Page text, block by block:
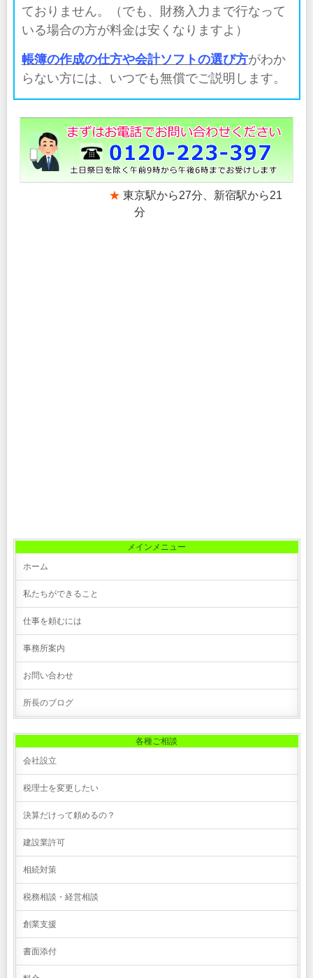
ておりません。（でも、財務入力まで行なって
いる場合の方が料金は安くなりますよ）
帳簿の作成の仕方や会計ソフトの選び方がわか
らない方には、いつでも無償でご説明します。
★ 東京駅から27分、新宿駅から21
分
メインメニュー
ホーム
私たちができること
仕事を頼むには
事務所案内
お問い合わせ
所長のブログ
各種ご相談
会社設立
税理士を変更したい
決算だけって頼めるの？
建設業許可
相続対策
税務相談・経営相談
創業支援
書面添付